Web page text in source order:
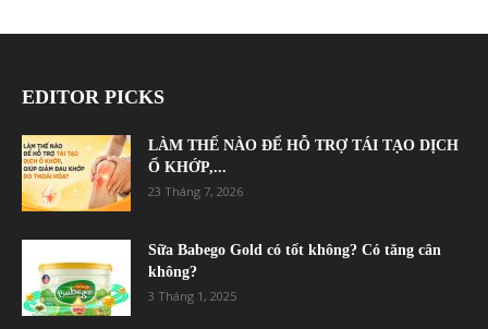
EDITOR PICKS
LÀM THẾ NÀO ĐỂ HỖ TRỢ TÁI TẠO DỊCH
Ổ KHỚP,...
23 Tháng 7, 2026
Sữa Babego Gold có tốt không? Có tăng cân
không?
3 Tháng 1, 2025